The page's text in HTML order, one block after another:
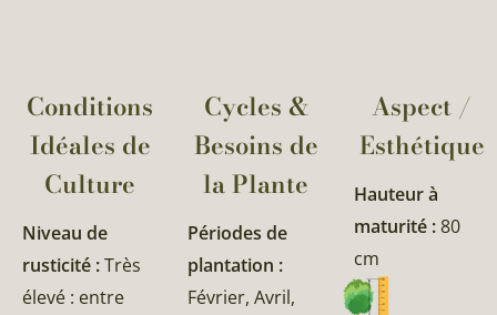
Conditions
Idéales de
Culture
Niveau de
rusticité :Très
élevé : entre
Cycles &
Besoins de
la Plante​
Périodes de
plantation :
Février, Avril,
Aspect /
Esthétique
Hauteur à
maturité :80
cm